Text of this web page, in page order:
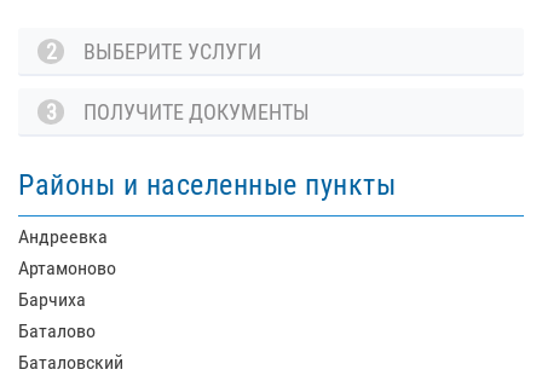
2 ВЫБЕРИТЕ УСЛУГИ
3 ПОЛУЧИТЕ ДОКУМЕНТЫ
Районы и населенные пункты
Андреевка
Артамоново
Барчиха
Баталово
Баталовский